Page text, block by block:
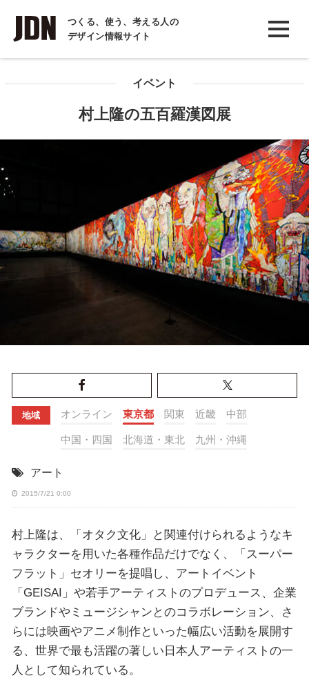
つくる、使う、考える人の
デザイン情報サイト
INTERVIEW
インタビュー
イベント
村上隆の五百羅漢図展
地域 オンライン 東京都 関東 近畿 中部
中国・四国 北海道・東北 九州・沖縄
アート
2015/7/21 0:00
村上隆は、「オタク文化」と関連付けられるようなキ
ャラクターを用いた各種作品だけでなく、「スーパー
フラット」セオリーを提唱し、アートイベント
「GEISAI」や若手アーティストのプロデュース、企業
ブランドやミュージシャンとのコラボレーション、さ
らには映画やアニメ制作といった幅広い活動を展開す
る、世界で最も活躍の著しい日本人アーティストの一
人として知られている。